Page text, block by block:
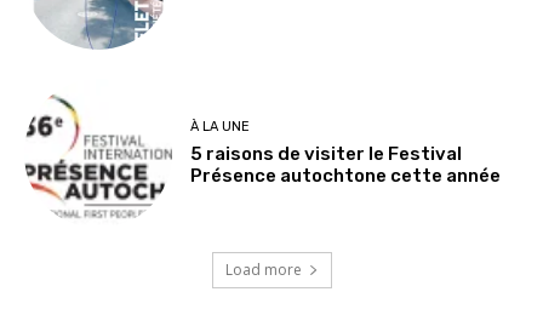
À LA UNE
5 raisons de visiter le Festival
Présence autochtone cette année
Load more